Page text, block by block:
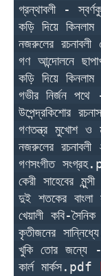
গ্রন্থাবলী -
কড়ি দিয়ে
নজরুলের
গণ আন্দোলনে
কড়ি দিয়ে
গভীর নির্জন
উপেন্দ্রকিশোর
গণতন্ত্র মুখোশ ও
নজরুলের
গণসংগীত
কেরী সাহেবের
দুই শতকের
খেয়ালী কবি-
কৃতীজনের
খুকি তোর জন্যে -
কার্ল মার্কস.pdf